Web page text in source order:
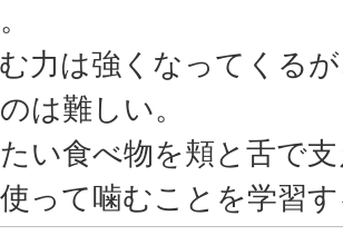
力は強くなってくる
は難しい。
い食べ物を頬と舌で
って噛むことを学習